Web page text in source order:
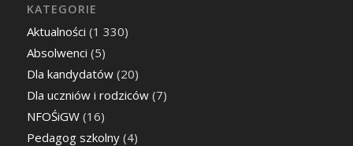
KATEGORIE
Aktualności (1 330)
Absolwenci (5)
Dla kandydatów(20)
Dla uczniów i rodziców(7)
NFOŚiGW(16)
Pedagog szkolny(4)